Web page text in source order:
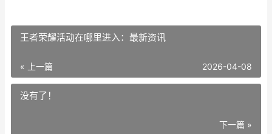
王者荣耀活动在哪里进入：最新资讯
« 上一篇 2026-04-08
没有了！
下一篇 »